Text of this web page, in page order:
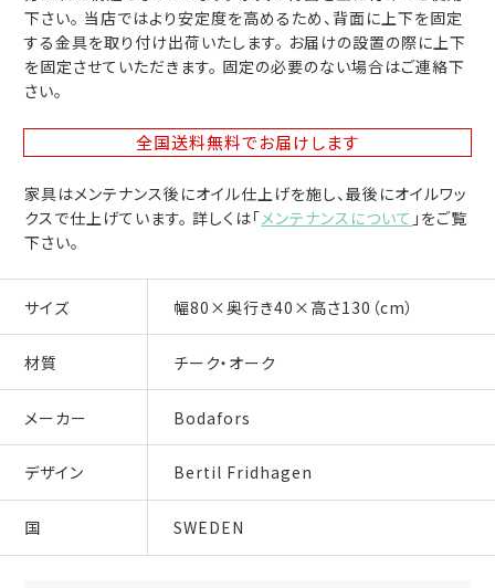
下さい。 当店ではより安定度を高めるため、背面に上下を固定
する金具を取り付け出荷いたします。 お届けの設置の際に上下
を固定させていただきます。 固定の必要のない場合はご連絡下
さい。
全国送料無料でお届けします
家具はメンテナンス後にオイル仕上げを施し、最後にオイルワッ
クスで仕上げています。 詳しくは「メンテナンスについて 」をご覧
下さい。
サイズ 幅80×奥行き40×高さ130（cm）
材質 チーク・オーク
メーカー Bodafors
デザイン Bertil Fridhagen
国 SWEDEN